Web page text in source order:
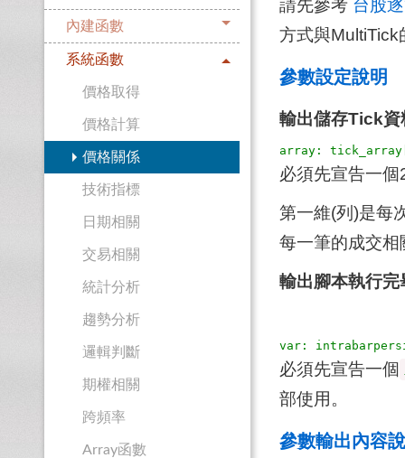
內建函數
系統函數
價格取得
價格計算
價格關係
技術指標
日期相關
交易相關
統計分析
趨勢分析
邏輯判斷
期權相關
跨頻率
Array函數
請先參考 台股
方式與MultiTick
參數設定說明
輸出儲存Tick資
必須先宣告一
第一維(列)是每
每一筆的成交
輸出腳本執行
必須先宣告一個
部使用。
參數輸出內容